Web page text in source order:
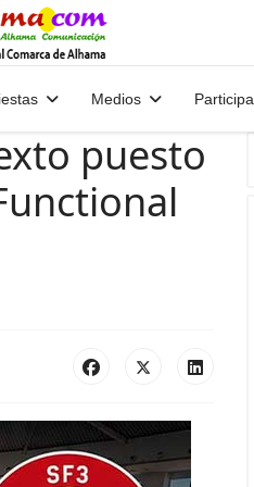
Medios Participa
puesto